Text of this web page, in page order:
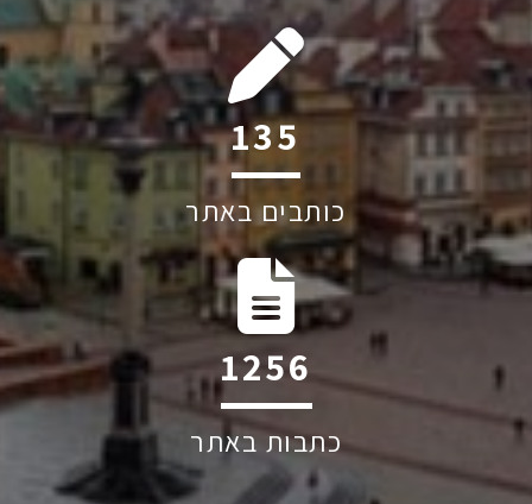
207
כותבים באתר
1928
כתבות באתר